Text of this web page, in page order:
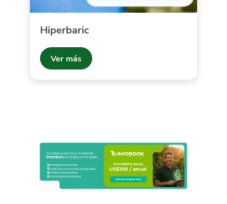
Hiperbaric
Ver más